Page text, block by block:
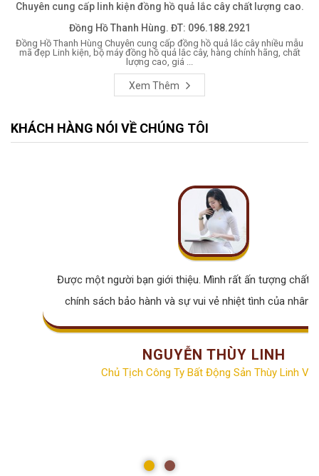
Chuyên cung cấp linh kiện đồng hồ quả lắc cây chất lượng cao.
Đồng Hồ Thanh Hùng. ĐT: 096.188.2921
Đồng Hồ Thanh Hùng Chuyên cung cấp đồng hồ quả lắc cây nhiều mẫu
mã đẹp Linh kiện, bộ máy đồng hồ quả lắc cây, hàng chính hãng, chất
lượng cao, giá ...
Xem Thêm
KHÁCH HÀNG NÓI VỀ CHÚNG TÔI
Được một người bạn giới thiệu. Mình rất ấn tượng chất
chính sách bảo hành và sự vui vẻ nhiệt tình của nhân
NGUYỄN THÙY LINH
Chủ Tịch Công Ty Bất Động Sản Thùy Linh